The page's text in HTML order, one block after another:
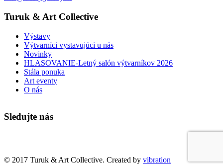
Turuk & Art Collective
Výstavy
Výtvarníci vystavujúci u nás
Novinky
HLASOVANIE-Letný salón výtvarníkov 2026
Stála ponuka
Art eventy
O nás
Sledujte nás
© 2017 Turuk & Art Collective. Created by vibration